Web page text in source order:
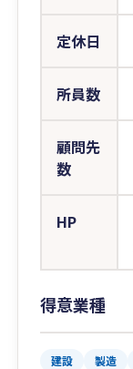
定休日
所員数
顧問先
数
HP
得意業種
建設 製造